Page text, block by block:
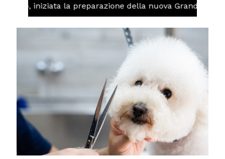
iniziata la preparazione della nuova Granda Volley